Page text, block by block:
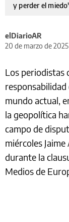
y perder el
elDiarioAR
20 de marzo de 2025
Los periodistas
mundo actual,
la geopolítica
campo de
miércoles
durante la
Medios de